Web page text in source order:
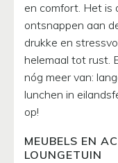
en comfort. Het is
ontsnappen aan
drukke en
helemaal tot rust.
nóg meer van:
lunchen in
op!
MEUBELS EN
LOUNGETUIN